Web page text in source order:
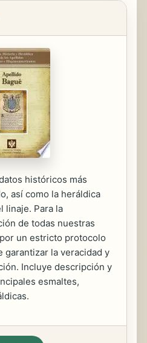
históricos más
así como la heráldica
linaje. Para la
de todas nuestras
un estricto protocolo
garantizar la veracidad y
Incluye descripción y
esmaltes,